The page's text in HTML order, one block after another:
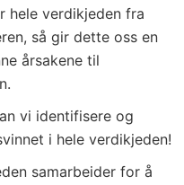
hele verdikjeden fra
så gir dette oss en
årsakene til
vi identifisere og
i hele verdikjeden!
samarbeider for å